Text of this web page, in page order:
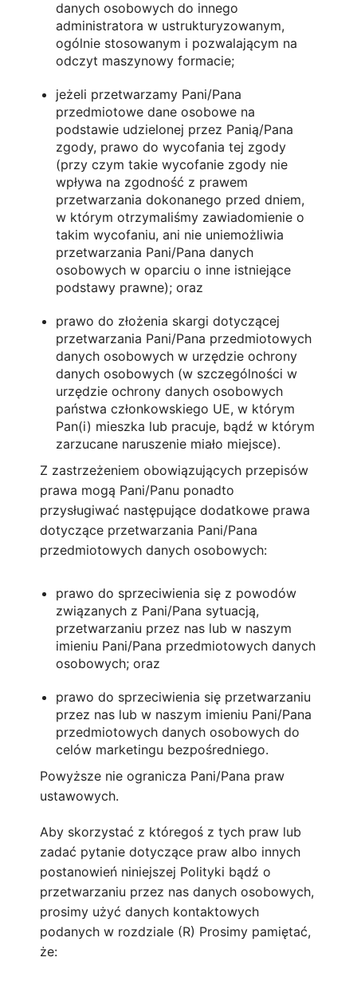
danych osobowych do innego
administratora w ustrukturyzowanym,
ogólnie stosowanym i pozwalającym na
odczyt maszynowy formacie;
jeżeli przetwarzamy Pani/Pana
przedmiotowe dane osobowe na
podstawie udzielonej przez Panią/Pana
zgody, prawo do wycofania tej zgody
(przy czym takie wycofanie zgody nie
wpływa na zgodność z prawem
przetwarzania dokonanego przed dniem,
w którym otrzymaliśmy zawiadomienie o
takim wycofaniu, ani nie uniemożliwia
przetwarzania Pani/Pana danych
osobowych w oparciu o inne istniejące
podstawy prawne); oraz
prawo do złożenia skargi dotyczącej
przetwarzania Pani/Pana przedmiotowych
danych osobowych w urzędzie ochrony
danych osobowych (w szczególności w
urzędzie ochrony danych osobowych
państwa członkowskiego UE, w którym
Pan(i) mieszka lub pracuje, bądź w którym
zarzucane naruszenie miało miejsce).
Z zastrzeżeniem obowiązujących przepisów
prawa mogą Pani/Panu ponadto
przysługiwać następujące dodatkowe prawa
dotyczące przetwarzania Pani/Pana
przedmiotowych danych osobowych:
prawo do sprzeciwienia się z powodów
związanych z Pani/Pana sytuacją,
przetwarzaniu przez nas lub w naszym
imieniu Pani/Pana przedmiotowych danych
osobowych; oraz
prawo do sprzeciwienia się przetwarzaniu
przez nas lub w naszym imieniu Pani/Pana
przedmiotowych danych osobowych do
celów marketingu bezpośredniego.
Powyższe nie ogranicza Pani/Pana praw
ustawowych.
Aby skorzystać z któregoś z tych praw lub
zadać pytanie dotyczące praw albo innych
postanowień niniejszej Polityki bądź o
przetwarzaniu przez nas danych osobowych,
prosimy użyć danych kontaktowych
podanych w rozdziale (R) Prosimy pamiętać,
że: